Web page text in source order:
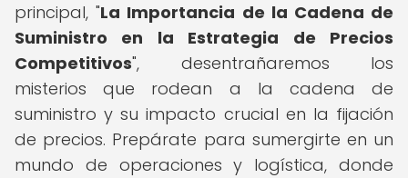
principal, "La Importancia de la Cadena de
Suministro en la Estrategia de Precios
Competitivos", desentrañaremos los
misterios que rodean a la cadena de
suministro y su impacto crucial en la fijación
de precios. Prepárate para sumergirte en un
mundo de operaciones y logística, donde